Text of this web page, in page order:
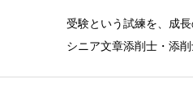
受験という試練を、成
シニア文章添削士・添